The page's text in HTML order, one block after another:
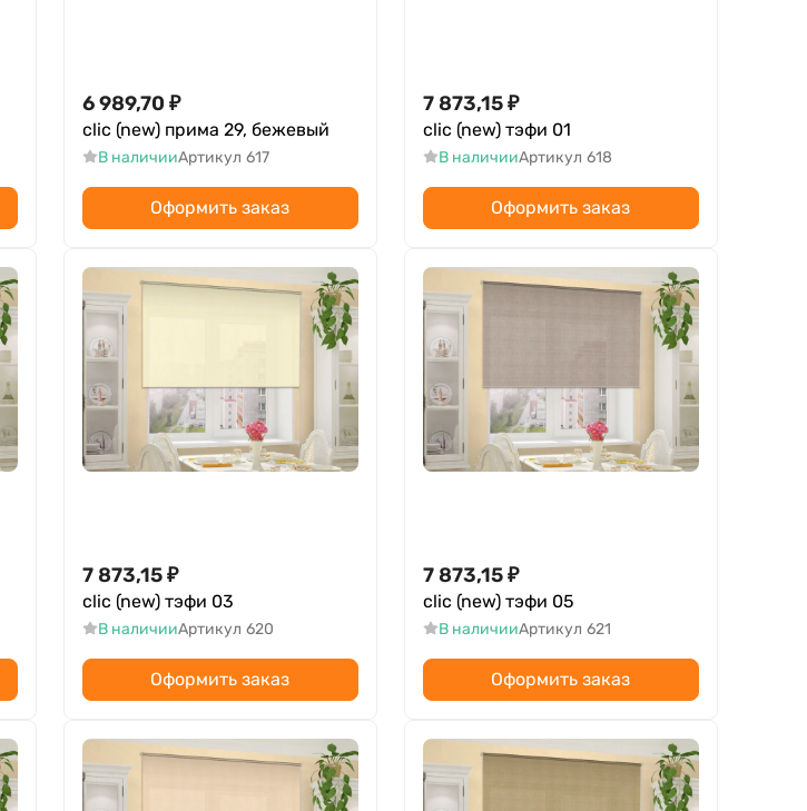
6 989,70 ₽
clic (new) прима 29, бежевый
В наличииАртикул 617
Оформить заказ
7 873,15₽
clic (new) тэфи 01
В наличииАртикул 618
Оформить заказ
7 873,15₽
clic (new) тэфи 03
В наличииАртикул 620
Оформить заказ
7 873,15₽
clic (new) тэфи 05
В наличииАртикул 621
Оформить заказ